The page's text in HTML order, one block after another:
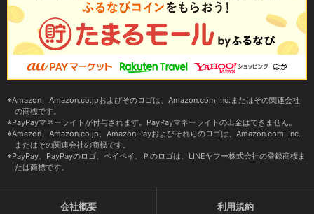
Amazon、Amazon.co.jpおよびそのロゴは、Amazon.com,Inc.またはその関連会社
の商標です。
PayPayマネーライトが付与されます。PayPayマネーライトの出金はできません。
Amazon、Amazon.co.jp、Amazon Payおよびそれらのロゴは、Amazon.com, Inc.
またはその関連会社の商標です。
PayPay、PayPayのロゴ、ペイペイ、Ｐのロゴは、LINEヤフー株式会社の登録商標ま
たは商標です。
会社概要 利用規約